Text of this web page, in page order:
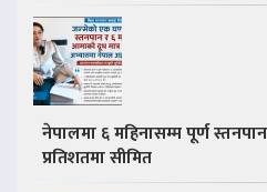
नेपालमा ६ महिनासम्म पूर्ण
प्रतिशतमा सीमित